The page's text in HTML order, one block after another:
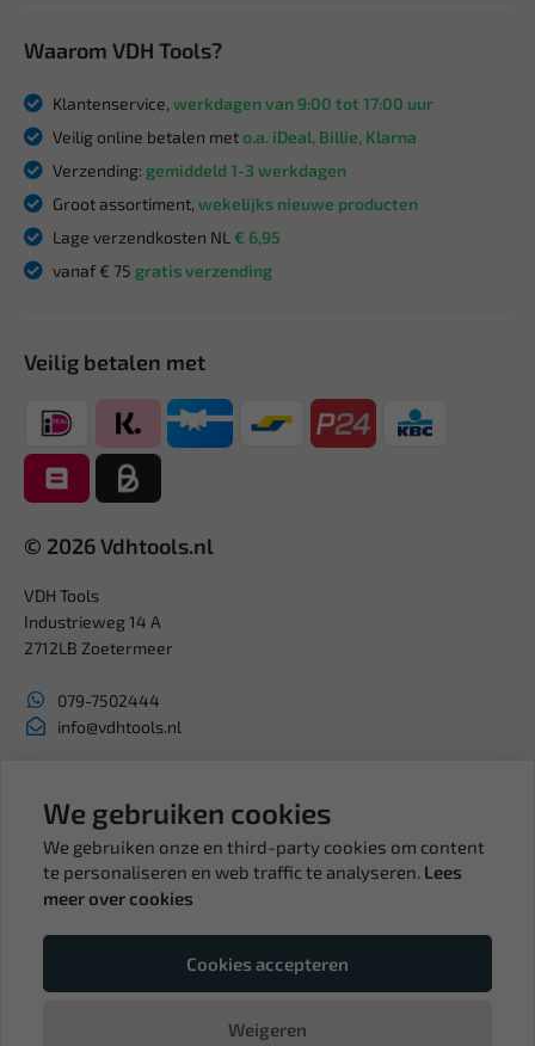
Waarom VDH Tools?
Klantenservice, werkdagen van 9:00 tot 17:00 uur
Veilig online betalen meto.a. iDeal, Billie, Klarna
Verzending: gemiddeld 1-3 werkdagen
Groot assortiment, wekelijks nieuwe producten
Lage verzendkosten NL € 6,95
vanaf € 75 gratis verzending
Veilig betalen met
© 2026 Vdhtools.nl
VDH Tools
Industrieweg 14 A
2712LB Zoetermeer
079-7502444
info@vdhtools.nl
BTW: NL819958657B01
We gebruiken cookies
We gebruiken onze en third-party cookies om content
te personaliseren en web traffic te analyseren. Lees
meer over cookies
Cookies accepteren
Weigeren